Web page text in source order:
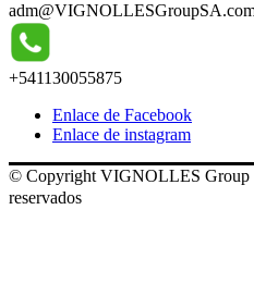
+541130055875
Enlace de Facebook
Enlace de instagram
© Copyright VIGNOLLES Group
reservados